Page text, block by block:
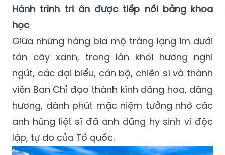
Hành trình tri ân được tiếp nối bằng khoa
học
Giữa những hàng bia mộ trắng lặng im dưới
tán cây xanh, trong làn khói hương nghi
ngút, các đại biểu, cán bộ, chiến sĩ và thành
viên Ban Chỉ đạo thành kính dâng hoa, dâng
hương, dành phút mặc niệm tưởng nhớ các
anh hùng liệt sĩ đã anh dũng hy sinh vì độc
lập, tự do của Tổ quốc.